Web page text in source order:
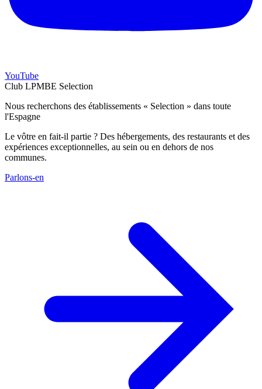
YouTube
Club LPMBE Selection
Nous recherchons des établissements « Selection » dans toute
l'Espagne
Le vôtre en fait-il partie ? Des hébergements, des restaurants et des
expériences exceptionnelles, au sein ou en dehors de nos
communes.
Parlons-en